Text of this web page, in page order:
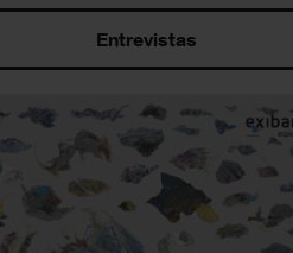
Entrevistas